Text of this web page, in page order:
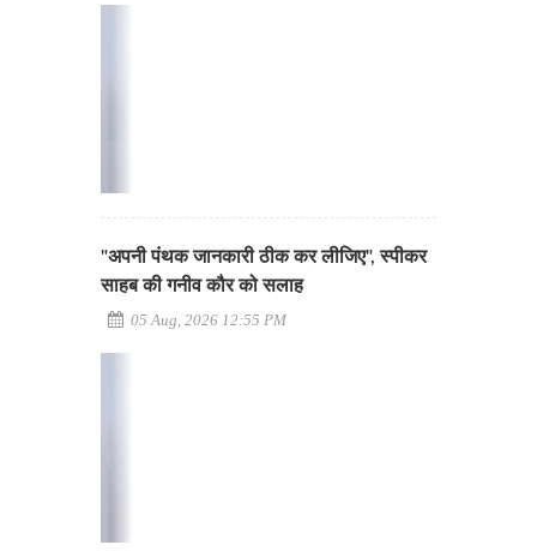
"अपनी पंथक जानकारी ठीक कर लीजिए", स्पीकर
साहब की गनीव कौर को सलाह
05 Aug, 2026 12:55 PM